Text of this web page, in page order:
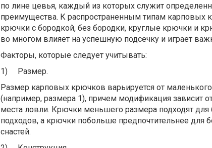
по лине цевья, каждый из которых служит
преимущества. К распространенным типам карповых
крючки с бородкой, без бородки, круглые крючки и
во многом влияет на успешную подсечку и играет
Факторы, которые следует учитывать:
1)
Размер.
Размер карповых крючков варьируется от
(например, размера 1), причем модификация зависит
места ловли. Крючки меньшего размера подходят
подходов, а крючки побольше предпочтительнее для
снастей.